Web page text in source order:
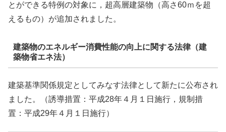
とができる特例の対象に，超高層建築物（高さ60ｍを超
えるもの）が追加されました。
建築物のエネルギー消費性能の向上に関する法律（建
築物省エネ法）
建築基準関係規定としてみなす法律として新たに公布され
ました。（誘導措置：平成28年４月１日施行，規制措
置：平成29年４月１日施行）